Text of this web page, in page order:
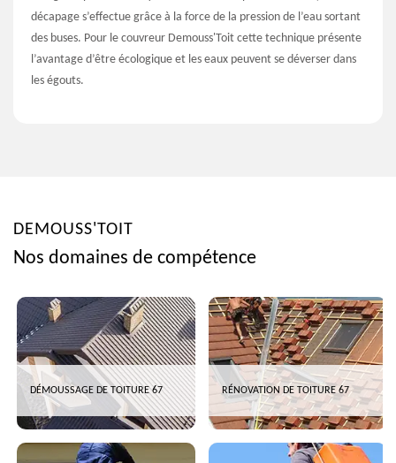
décapage s’effectue grâce à la force de la pression de l’eau sortant
des buses. Pour le couvreur Demouss'Toit cette technique présente
l’avantage d’être écologique et les eaux peuvent se déverser dans
les égouts.
DEMOUSS'TOIT
Nos domaines de compétence
DÉMOUSSAGE DE TOITURE 67 RÉNOVATION DE TOITURE 67